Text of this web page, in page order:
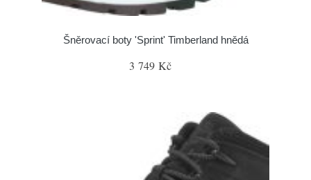
Šněrovací boty 'Sprint' Timberland hnědá
3 749 Kč